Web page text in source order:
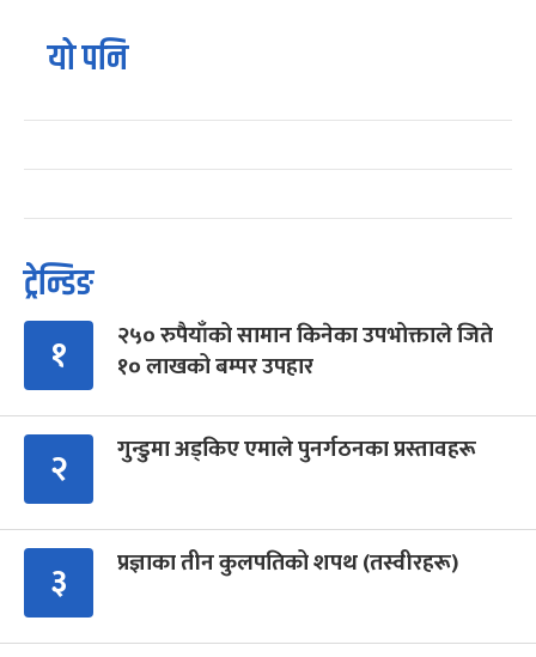
यो पनि
ट्रेन्डिङ
१
२५० रुपैयाँको सामान किनेका उपभोक्ताले जिते
१० लाखको बम्पर उपहार
२ गुन्डुमा अड्किए एमाले पुनर्गठनका प्रस्तावहरू
३ प्रज्ञाका तीन कुलपतिको शपथ (तस्वीरहरू)